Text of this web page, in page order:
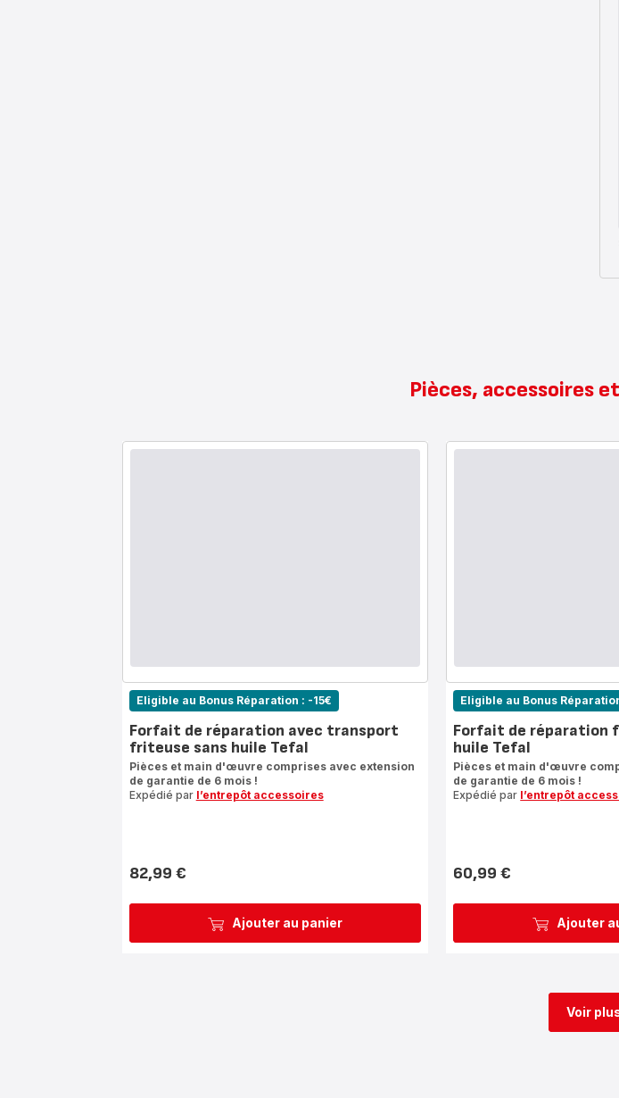
Pièces, accessoires
Ajouter au panier
Eligible au Bonus Réparation : -15€
Forfait de réparation avec transport
friteuse sans huile Tefal
Pièces et main d'œuvre comprises avec extension
de garantie de 6 mois !
Expédié par l’entrepôt accessoires
Prix
82,99 €
Ajouter
Eligible au Bonus
Forfait de réparation
huile Tefal
Pièces et main d'œuvre
de garantie de 6 mois !
Expédié par l’entrepôt
Prix
60,99 €
Voir